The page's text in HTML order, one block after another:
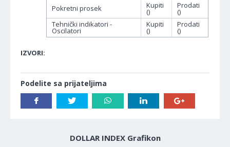
Pokretni prosek
Kupiti
()
Prodati
()
Tehnički indikatori -
Oscilatori
Kupiti
()
Prodati
()
IZVORI:
Podelite sa prijateljima
DOLLAR INDEX Grafikon